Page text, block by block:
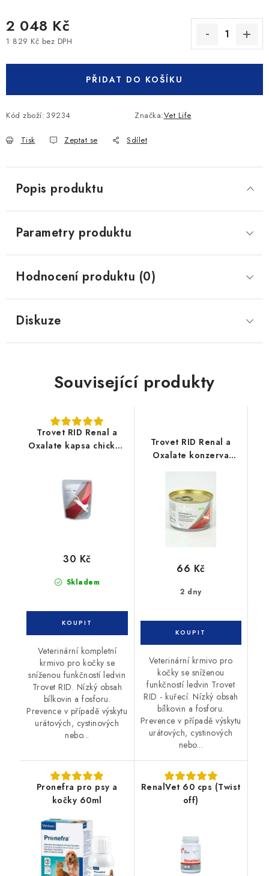
2 048 Kč
1 829 Kč bez DPH
PŘIDAT DO KOŠÍKU
Kód zboží: 39234 Značka:Vet Life
Tisk Zeptat se Sdílet
Popis produktu
Parametry produktu
Hodnocení produktu (0)
Diskuze
Související produkty
Trovet RID Renal a
Oxalate kapsa chicken
Skladem
30 Kč
Veterinární kompletní
krmivo pro kočky se
sníženou funkčností ledvin
Trovet RID. Nízký obsah
bílkovin a fosforu.
Prevence v případě výskytu
urátových, cystinových
nebo...
Trovet RID Renal a
Oxalate konzerva
2 dny
66 Kč
Veterinární krmivo pro
kočky se sníženou
funkčností ledvin Trovet
RID - kuřecí. Nízký obsah
bílkovin a fosforu.
Prevence v případě výskytu
urátových, cystinových
nebo...
Pronefra pro psy a
kočky 60ml
RenalVet 60 cps (Twist
off)